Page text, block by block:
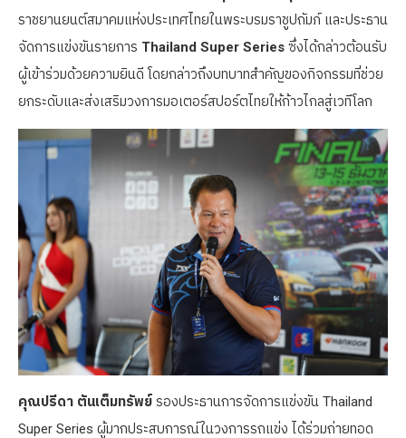
ราชยานยนต์สมาคมแห่งประเทศไทยในพระบรมราชูปถัมภ์ และประธาน
จัดการแข่งขันรายการ Thailand Super Series ซึ่งได้กล่าวต้อนรับ
ผู้เข้าร่วมด้วยความยินดี โดยกล่าวถึงบทบาทสำคัญของกิจกรรมที่ช่วย
ยกระดับและส่งเสริมวงการมอเตอร์สปอร์ตไทยให้ก้าวไกลสู่เวทีโลก
คุณปรีดา ตันเต็มทรัพย์ รองประธานการจัดการแข่งขัน Thailand
Super Series ผู้มากประสบการณ์ในวงการรถแข่ง ได้ร่วมถ่ายทอด